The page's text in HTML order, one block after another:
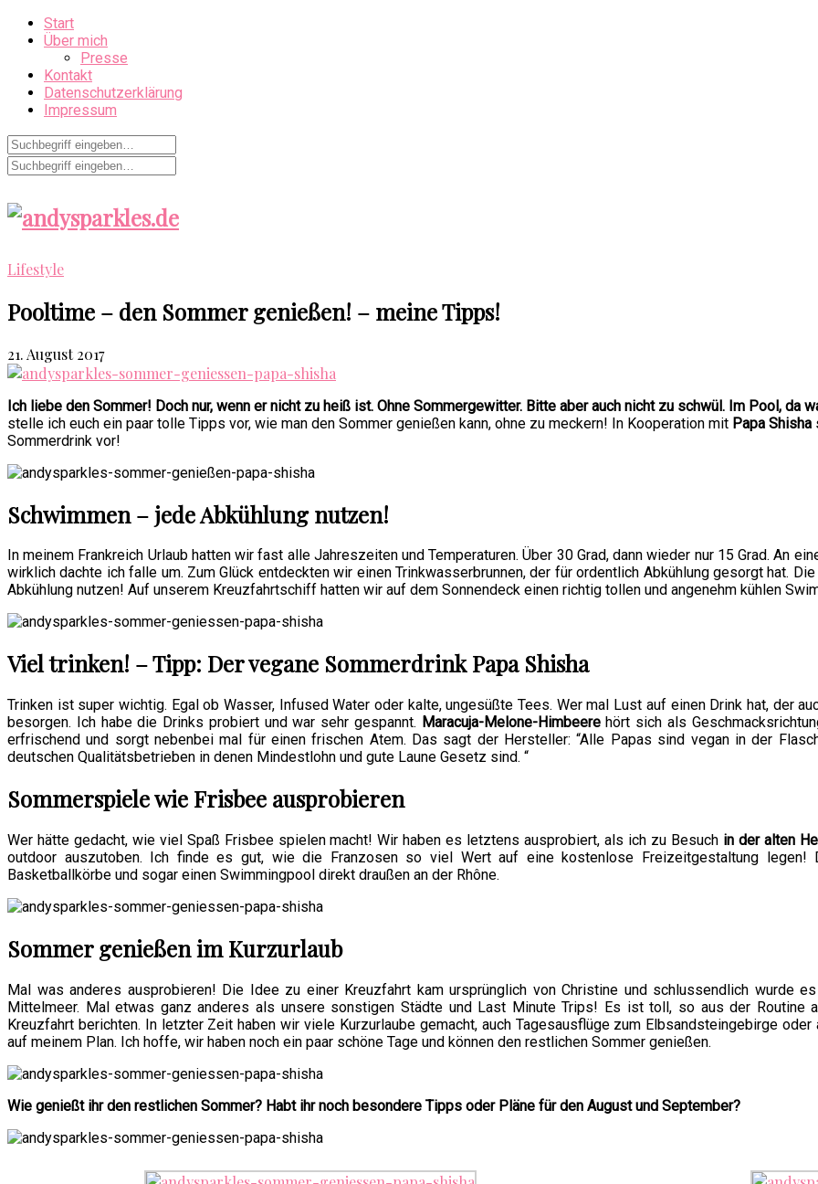
Start
Über mich
Presse
Kontakt
Datenschutzerklärung
Impressum
Lifestyle
Pooltime – den Sommer genießen! – meine Tipps!
21. August 2017
Ich liebe den Sommer! Doch nur, wenn er nicht zu heiß ist. Ohne Sommergewitter. Bitte aber auch nicht zu schwül. Im Pool, da
stelle ich euch ein paar tolle Tipps vor, wie man den Sommer genießen kann, ohne zu meckern! In Kooperation mit Papa Shisha
Sommerdrink vor!
Schwimmen – jede Abkühlung nutzen!
In meinem Frankreich Urlaub hatten wir fast alle Jahreszeiten und Temperaturen. Über 30 Grad, dann wieder nur 15 Grad. An
wirklich dachte ich falle um. Zum Glück entdeckten wir einen Trinkwasserbrunnen, der für ordentlich Abkühlung gesorgt hat.
Abkühlung nutzen! Auf unserem Kreuzfahrtschiff hatten wir auf dem Sonnendeck einen richtig tollen und angenehm kühlen
Viel trinken! – Tipp: Der vegane Sommerdrink Papa Shisha
Trinken ist super wichtig. Egal ob Wasser, Infused Water oder kalte, ungesüßte Tees. Wer mal Lust auf einen Drink hat, der
besorgen. Ich habe die Drinks probiert und war sehr gespannt. Maracuja-Melone-Himbeerehört sich als
erfrischend und sorgt nebenbei mal für einen frischen Atem. Das sagt der Hersteller: “Alle Papas sind vegan in der
deutschen Qualitätsbetrieben in denen Mindestlohn und gute Laune Gesetz sind. “
Sommerspiele wie Frisbee ausprobieren
Wer hätte gedacht, wie viel Spaß Frisbee spielen macht! Wir haben es letztens ausprobiert, als ich zu Besuchin der alten
outdoor auszutoben. Ich finde es gut, wie die Franzosen so viel Wert auf eine kostenlose Freizeitgestaltung legen!
Basketballkörbe und sogar einen Swimmingpool direkt draußen an der Rhône.
Sommer genießen im Kurzurlaub
Mal was anderes ausprobieren! Die Idee zu einer Kreuzfahrt kam ursprünglich von Christine und schlussendlich wurde
Mittelmeer. Mal etwas ganz anderes als unsere sonstigen Städte und Last Minute Trips! Es ist toll, so aus der Routine
Kreuzfahrt berichten. In letzter Zeit haben wir viele Kurzurlaube gemacht, auch Tagesausflüge zum Elbsandsteingebirge
auf meinem Plan. Ich hoffe, wir haben noch ein paar schöne Tage und können den restlichen Sommer genießen.
Wie genießt ihr den restlichen Sommer? Habt ihr noch besondere Tipps oder Pläne für den August und September?